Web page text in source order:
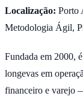
Localização: Porto
Metodologia Ágil,
Fundada em 2000,
longevas em
financeiro e varejo